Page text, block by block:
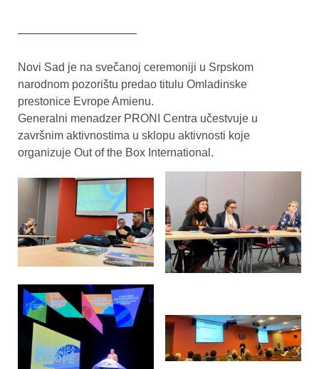
Novi Sad je na svečanoj ceremoniji u Srpskom
narodnom pozorištu predao titulu Omladinske
prestonice Evrope Amienu.
Generalni menadzer PRONI Centra učestvuje u
završnim aktivnostima u sklopu aktivnosti koje
organizuje Out of the Box International.